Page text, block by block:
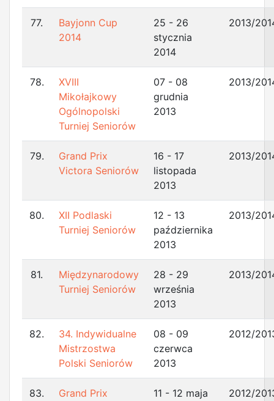
77.
Bayjonn Cup
2014
25 - 26
stycznia
2014
2013/
78.
XVIII
Mikołajkowy
Ogólnopolski
Turniej Seniorów
07 - 08
grudnia
2013
2013/
79.
Grand Prix
Victora Seniorów
16 - 17
listopada
2013
2013/
80.
XII Podlaski
Turniej Seniorów
12 - 13
października
2013
2013/
81.
Międzynarodowy
Turniej Seniorów
28 - 29
września
2013
2013/
82.
34. Indywidualne
Mistrzostwa
Polski Seniorów
08 - 09
czerwca
2013
2012/
83.
Grand Prix
11 - 12 maja
2012/